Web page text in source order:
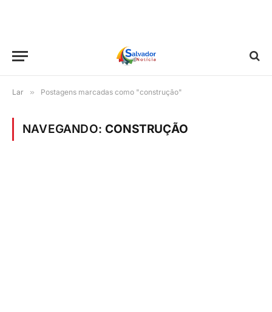
Lar » Postagens marcadas como "construção"
NAVEGANDO: CONSTRUÇÃO